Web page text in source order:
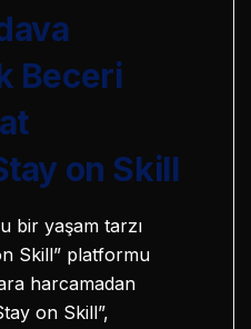
Beceri
on Skill
bir yaşam tarzı
Skill” platformu
harcamadan
on Skill”,